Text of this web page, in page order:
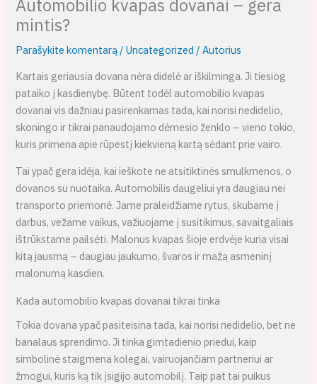
Automobilio kvapas dovanai – gera
mintis?
Parašykite komentarą /Uncategorized / Autorius
Kartais geriausia dovana nėra didelė ar iškilminga. Ji tiesiog
pataiko į kasdienybę. Būtent todėl automobilio kvapas
dovanai vis dažniau pasirenkamas tada, kai norisi nedidelio,
skoningo ir tikrai panaudojamo dėmesio ženklo – vieno tokio,
kuris primena apie rūpestį kiekvieną kartą sėdant prie vairo.
Tai ypač gera idėja, kai ieškote ne atsitiktinės smulkmenos, o
dovanos su nuotaika. Automobilis daugeliui yra daugiau nei
transporto priemonė. Jame praleidžiame rytus, skubame į
darbus, vežame vaikus, važiuojame į susitikimus, savaitgaliais
ištrūkstame pailsėti. Malonus kvapas šioje erdvėje kuria visai
kitą jausmą – daugiau jaukumo, švaros ir mažą asmeninį
malonumą kasdien.
Kada automobilio kvapas dovanai tikrai tinka
Tokia dovana ypač pasiteisina tada, kai norisi nedidelio, bet ne
banalaus sprendimo. Ji tinka gimtadienio priedui, kaip
simbolinė staigmena kolegai, vairuojančiam partneriui ar
žmogui, kuris ką tik įsigijo automobilį. Taip pat tai puikus